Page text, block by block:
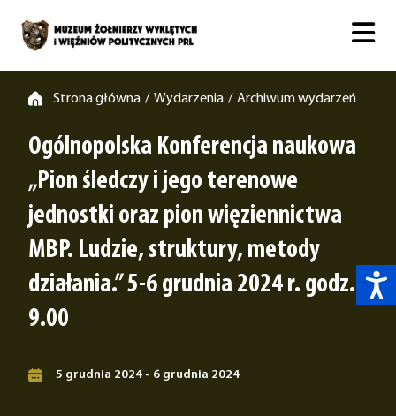
Strona główna / Wydarzenia / Archiwum wydarzeń
Ogólnopolska Konferencja naukowa
„Pion śledczy i jego terenowe
jednostki oraz pion więziennictwa
MBP. Ludzie, struktury, metody
działania.” 5-6 grudnia 2024 r. godz.
9.00
5 grudnia 2024 - 6 grudnia 2024